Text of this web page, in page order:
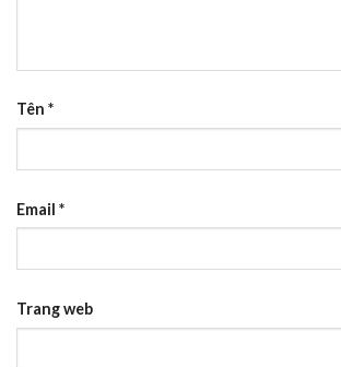
Tên *
Email *
Trang web